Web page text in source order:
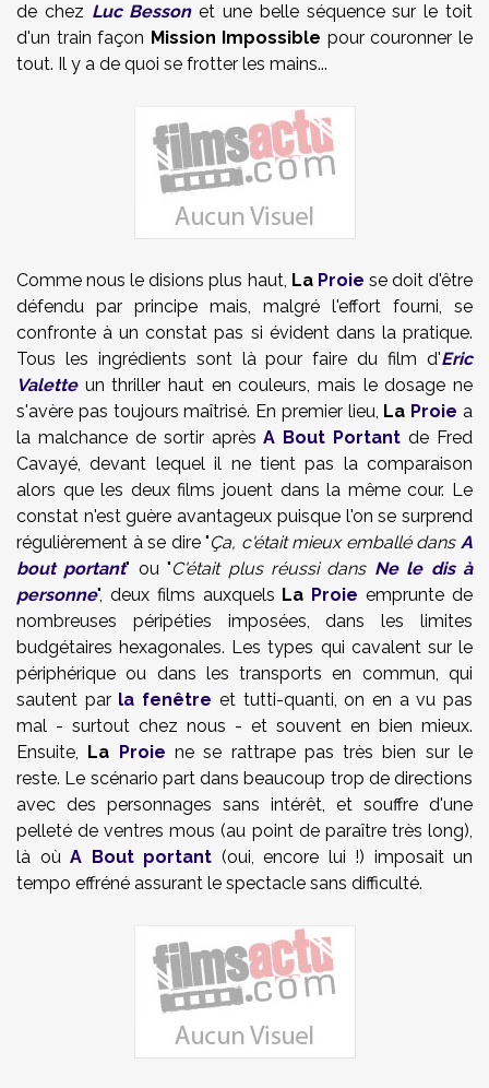
de chez Luc Bessonet une belle séquence sur le toit
d'un train façon Mission Impossible pour couronner le
tout. Il y a de quoi se frotter les mains...
Comme nous le disions plus haut, La Proie se doit d'être
défendu par principe mais, malgré l'effort fourni, se
confronte à un constat pas si évident dans la pratique.
Tous les ingrédients sont là pour faire du film d'Eric
Valetteun thriller haut en couleurs, mais le dosage ne
s'avère pas toujours maîtrisé. En premier lieu, La Proie a
la malchance de sortir aprèsA Bout Portant de Fred
Cavayé, devant lequel il ne tient pas la comparaison
alors que les deux films jouent dans la même cour. Le
constat n'est guère avantageux puisque l'on se surprend
régulièrement à se dire "Ça, c'était mieux emballé dansA
bout portant" ou "C'était plus réussi dans Ne le dis à
personne", deux films auxquels La Proie emprunte de
nombreuses péripéties imposées, dans les limites
budgétaires hexagonales. Les types qui cavalent sur le
périphérique ou dans les transports en commun, qui
sautent par la fenêtre et tutti-quanti, on en a vu pas
mal - surtout chez nous - et souvent en bien mieux.
Ensuite, La Proie ne se rattrape pas très bien sur le
reste. Le scénario part dans beaucoup trop de directions
avec des personnages sans intérêt, et souffre d'une
pelleté de ventres mous (au point de paraître très long),
là où A Bout portant (oui, encore lui !) imposait un
tempo effréné assurant le spectacle sans difficulté.